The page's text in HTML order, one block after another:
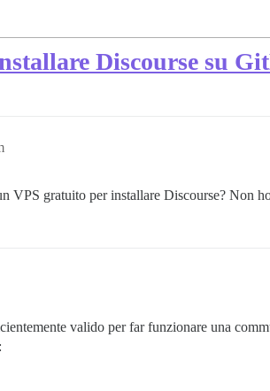
Discourse su
VPS gratuito per installare Discourse? Non
valido per far funzionare una